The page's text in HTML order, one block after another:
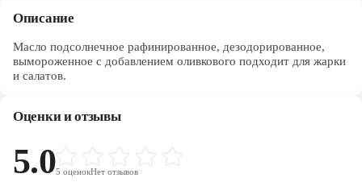
Описание
Масло подсолнечное рафинированное, дезодорированное,
вымороженное с добавлением оливкового подходит для жарки
и салатов.
Оценки и отзывы
5.05 оценокНет отзывов